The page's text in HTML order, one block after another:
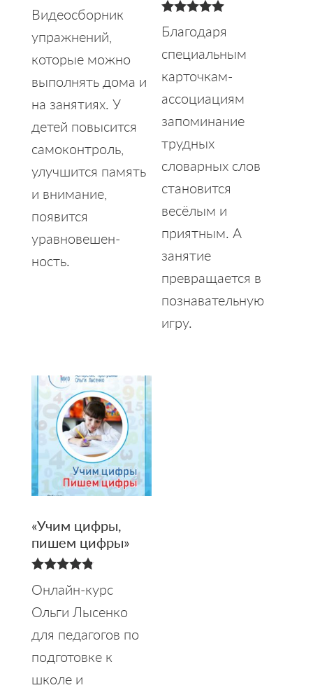
4.62
из 5
Видеосборник
упражнений,
которые можно
выполнять дома и
на занятиях. У
детей повысится
самоконтроль,
улучшится память
и внимание,
появится
уравновешен­
ность.
4.95
из 5
Благодаря
специальным
карточкам-
ассоциациям
запоминание
трудных
словарных слов
становится
весёлым и
приятным. А
занятие
превращается в
познавательную
игру.
«Учим цифры,
пишем цифры»
из 5
Онлайн-курс
Ольги Лысенко
для педагогов по
подготовке к
школе и